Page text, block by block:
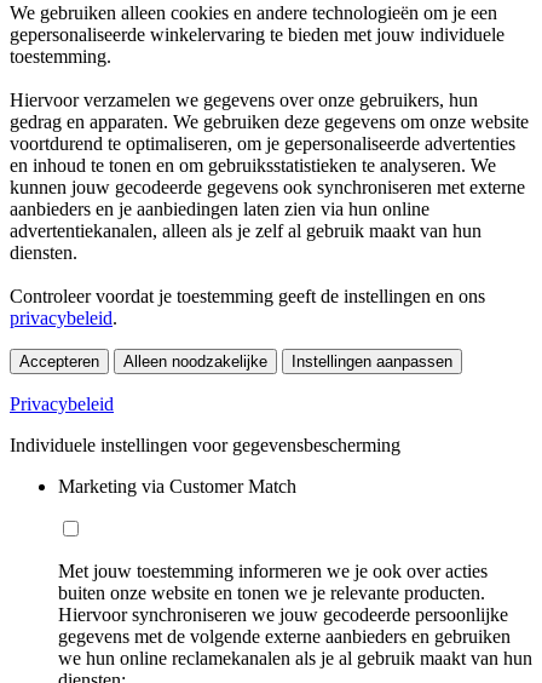
We gebruiken alleen cookies en andere technologieën om je een
gepersonaliseerde winkelervaring te bieden met jouw individuele
toestemming.
Hiervoor verzamelen we gegevens over onze gebruikers, hun
gedrag en apparaten. We gebruiken deze gegevens om onze website
voortdurend te optimaliseren, om je gepersonaliseerde advertenties
en inhoud te tonen en om gebruiksstatistieken te analyseren. We
kunnen jouw gecodeerde gegevens ook synchroniseren met externe
aanbieders en je aanbiedingen laten zien via hun online
advertentiekanalen, alleen als je zelf al gebruik maakt van hun
diensten.
Controleer voordat je toestemming geeft de instellingen en ons
privacybeleid.
Accepteren Alleen noodzakelijke Instellingen aanpassen
Privacybeleid
Individuele instellingen voor gegevensbescherming
Marketing via Customer Match
Met jouw toestemming informeren we je ook over acties
buiten onze website en tonen we je relevante producten.
Hiervoor synchroniseren we jouw gecodeerde persoonlijke
gegevens met de volgende externe aanbieders en gebruiken
we hun online reclamekanalen als je al gebruik maakt van hun